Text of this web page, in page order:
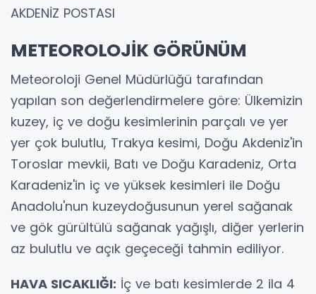
AKDENİZ POSTASI
METEOROLOJİK GÖRÜNÜM
Meteoroloji Genel Müdürlüğü tarafından
yapılan son değerlendirmelere göre: Ülkemizin
kuzey, iç ve doğu kesimlerinin parçalı ve yer
yer çok bulutlu, Trakya kesimi, Doğu Akdeniz'in
Toroslar mevkii, Batı ve Doğu Karadeniz, Orta
Karadeniz'in iç ve yüksek kesimleri ile Doğu
Anadolu'nun kuzeydoğusunun yerel sağanak
ve gök gürültülü sağanak yağışlı, diğer yerlerin
az bulutlu ve açık geçeceği tahmin ediliyor.
HAVA SICAKLIĞI: İç ve batı kesimlerde 2 ila 4